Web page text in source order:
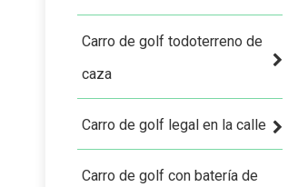
Carro de golf todoterreno de
caza
Carro de golf legal en la calle
Carro de golf con batería de